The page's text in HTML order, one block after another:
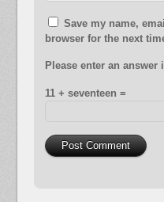
Save my name,
browser for the next
Please enter an answer
11 + seventeen =